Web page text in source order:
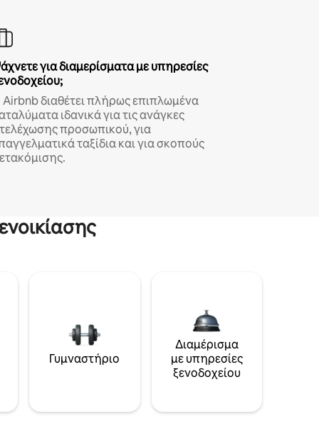
για διαμερίσματα με υπηρεσίες
διαθέτει πλήρως επιπλωμένα
ιδανικά για τις ανάγκες
προσωπικού, για
ταξίδια και για σκοπούς
Γυμναστήριο
Διαμέρισμα
με υπηρεσίες
ξενοδοχείου